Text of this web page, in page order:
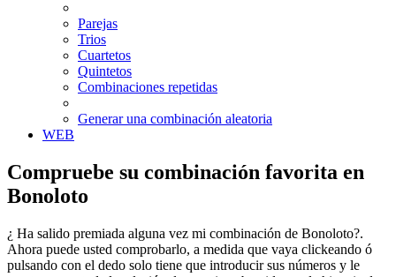
Parejas
Trios
Cuartetos
Quintetos
Combinaciones repetidas
Generar una combinación aleatoria
WEB
Compruebe su combinación favorita en
Bonoloto
¿ Ha salido premiada alguna vez mi combinación de Bonoloto?.
Ahora puede usted comprobarlo, a medida que vaya clickeando ó
pulsando con el dedo solo tiene que introducir sus números y le